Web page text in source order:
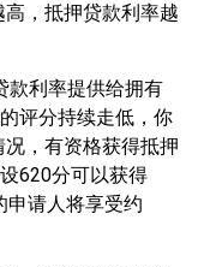
，抵押贷款利率越
款利率提供给拥有
评分持续走低，你
，有资格获得抵押
620分可以获得
申请人将享受约